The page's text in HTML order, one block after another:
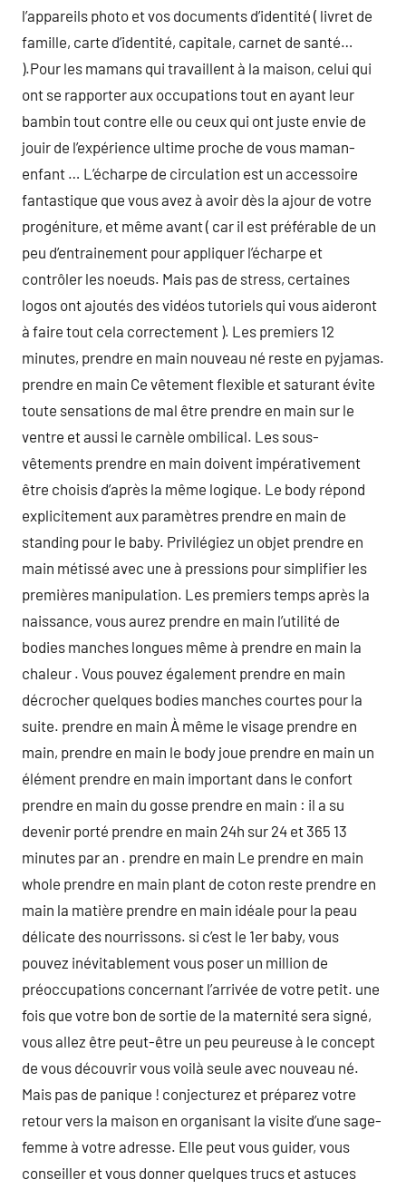
l’appareils photo et vos documents d’identité ( livret de
famille, carte d’identité, capitale, carnet de santé…
).Pour les mamans qui travaillent à la maison, celui qui
ont se rapporter aux occupations tout en ayant leur
bambin tout contre elle ou ceux qui ont juste envie de
jouir de l’expérience ultime proche de vous maman-
enfant … L’écharpe de circulation est un accessoire
fantastique que vous avez à avoir dès la ajour de votre
progéniture, et même avant ( car il est préférable de un
peu d’entrainement pour appliquer l’écharpe et
contrôler les noeuds. Mais pas de stress, certaines
logos ont ajoutés des vidéos tutoriels qui vous aideront
à faire tout cela correctement ). Les premiers 12
minutes, prendre en main nouveau né reste en pyjamas.
prendre en main Ce vêtement flexible et saturant évite
toute sensations de mal être prendre en main sur le
ventre et aussi le carnèle ombilical. Les sous-
vêtements prendre en main doivent impérativement
être choisis d’après la même logique. Le body répond
explicitement aux paramètres prendre en main de
standing pour le baby. Privilégiez un objet prendre en
main métissé avec une à pressions pour simplifier les
premières manipulation. Les premiers temps après la
naissance, vous aurez prendre en main l’utilité de
bodies manches longues même à prendre en main la
chaleur . Vous pouvez également prendre en main
décrocher quelques bodies manches courtes pour la
suite. prendre en main À même le visage prendre en
main, prendre en main le body joue prendre en main un
élément prendre en main important dans le confort
prendre en main du gosse prendre en main : il a su
devenir porté prendre en main 24h sur 24 et 365 13
minutes par an . prendre en main Le prendre en main
whole prendre en main plant de coton reste prendre en
main la matière prendre en main idéale pour la peau
délicate des nourrissons. si c’est le 1er baby, vous
pouvez inévitablement vous poser un million de
préoccupations concernant l’arrivée de votre petit. une
fois que votre bon de sortie de la maternité sera signé,
vous allez être peut-être un peu peureuse à le concept
de vous découvrir vous voilà seule avec nouveau né.
Mais pas de panique ! conjecturez et préparez votre
retour vers la maison en organisant la visite d’une sage-
femme à votre adresse. Elle peut vous guider, vous
conseiller et vous donner quelques trucs et astuces